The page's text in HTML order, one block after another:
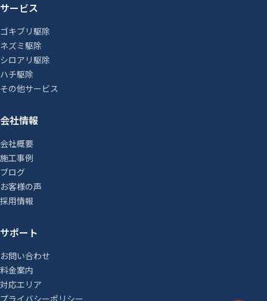
サービス
ゴキブリ駆除
ネズミ駆除
シロアリ駆除
ハチ駆除
その他サービス
会社情報
会社概要
施工事例
ブログ
お客様の声
採用情報
サポート
お問い合わせ
料金案内
対応エリア